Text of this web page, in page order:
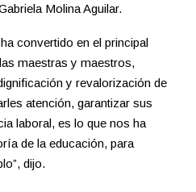
Molina Aguilar.
convertido en el principal
maestras y maestros,
y revalorización de
atención, garantizar sus
laboral, es lo que nos ha
de la educación, para
dijo.